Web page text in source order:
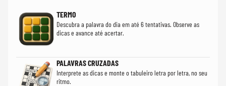
TERMO
Descubra a palavra do dia em até 6 tentativas. Observe as
dicas e avance até acertar.
PALAVRAS CRUZADAS
Interprete as dicas e monte o tabuleiro letra por letra, no seu
ritmo.